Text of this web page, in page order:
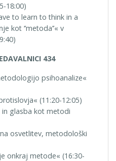
18:00)
to learn to think in a
kot ‘’metoda’’« v
434
psihoanalize«
(11:20-12:05)
in glasba kot metodi
osvetlitev, metodološki
onkraj metode« (16:30-